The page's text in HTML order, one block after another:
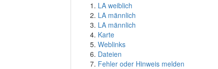
LA weiblich
LA männlich
LA männlich
Karte
Weblinks
Dateien
Fehler oder Hinweis melden